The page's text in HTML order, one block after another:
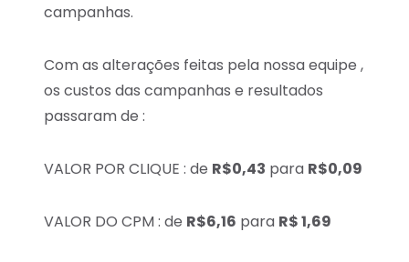
campanhas.
Com as alterações feitas pela nossa equipe ,
os custos das campanhas e resultados
passaram de :
VALOR POR CLIQUE : de R$0,43 para R$0,09
VALOR DO CPM : de R$6,16 para R$ 1,69